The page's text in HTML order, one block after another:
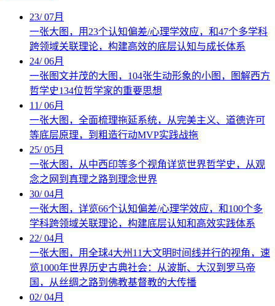
23/07月
一张大图，用23个认知偏差/心理学效应，和47个多学科
跨领域关联理论，构建高效的底层认知与成长体系
24/06月
一张图文并茂的大图，104张生动形象的小图，图解西方
哲学史134位哲学家的重要思想
11/06月
一张大图，全面梳理拖延系统，从完美主义、道德许可
等底层原理，到粗造行动MVP实践战拖
25/05月
一张大图，从中西印等多个视角详览世界哲学史，从观
念之网到真理之路到理念世界
30/04月
一张大图，详览66个认知偏差/心理学效应，和100个多
学科跨领域关联理论，构建底层认知和高效实践体系
22/04月
一张大图，用全球4大州11大文明时间线并行的视角，速
览1000年世界历史古典社会：从波斯、大汉到罗马帝
国，从丝绸之路到佛教基督教的大传播
02/04月